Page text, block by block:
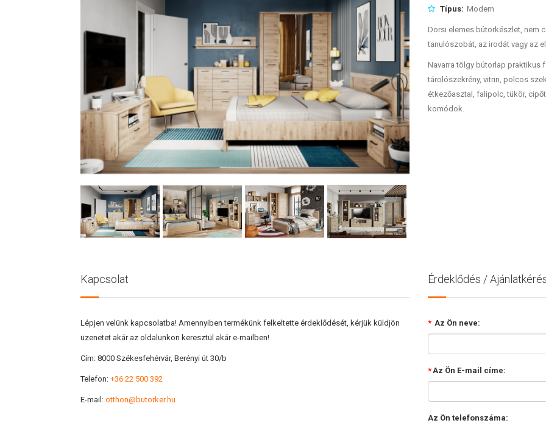
Típus: Modern
Dorsi elemes bútorkészlet, nem
tanulószobát, az irodát vagy az
Navarra tölgy bútorlap praktikus
tárolószekrény, vitrin, polcos
étkezőasztal, falipolc, tükör,
komódok.
Kapcsolat
Lépjen velünk kapcsolatba! Amennyiben termékünk felkeltette érdeklődését, kérjük küldjön
üzenetet akár az oldalunkon keresztül akár e-mailben!
Cím: 8000 Székesfehérvár, Berényi út 30/b
Telefon: +36 22 500 392
E-mail: otthon@butorker.hu
Érdeklődés /
* Az Ön neve:
*Az Ön E-mail címe:
Az Ön telefonszáma: